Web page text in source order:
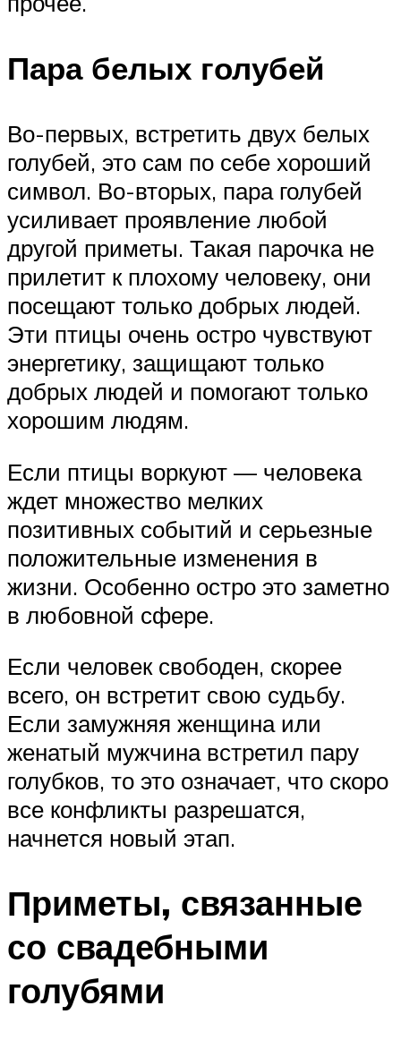
Пара белых голубей
Во-первых, встретить двух белых
голубей, это сам по себе хороший
символ. Во-вторых, пара голубей
усиливает проявление любой
другой приметы. Такая парочка не
прилетит к плохому человеку, они
посещают только добрых людей.
Эти птицы очень остро чувствуют
энергетику, защищают только
добрых людей и помогают только
хорошим людям.
Если птицы воркуют — человека
ждет множество мелких
позитивных событий и серьезные
положительные изменения в
жизни. Особенно остро это заметно
в любовной сфере.
Если человек свободен, скорее
всего, он встретит свою судьбу.
Если замужняя женщина или
женатый мужчина встретил пару
голубков, то это означает, что скоро
все конфликты разрешатся,
начнется новый этап.
Приметы, связанные
со свадебными
голубями